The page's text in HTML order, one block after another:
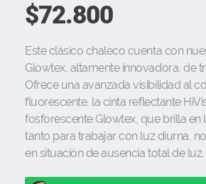
$72.800
Este clásico chaleco cuenta con
Glowtex, altamente innovadora, de
Ofrece una avanzada visibilidad al
fluorescente, la cinta reflectante
fosforescente Glowtex, que brilla en
tanto para trabajar con luz diurna,
en situación de ausencia total de luz.